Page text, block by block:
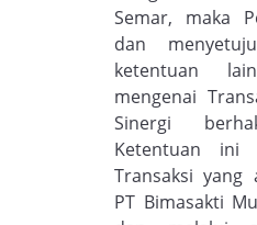
Semar, maka
dan
ketentuan
mengenai
Sinergi
Ketentuan ini
Transaksi yang
PT Bimasakti